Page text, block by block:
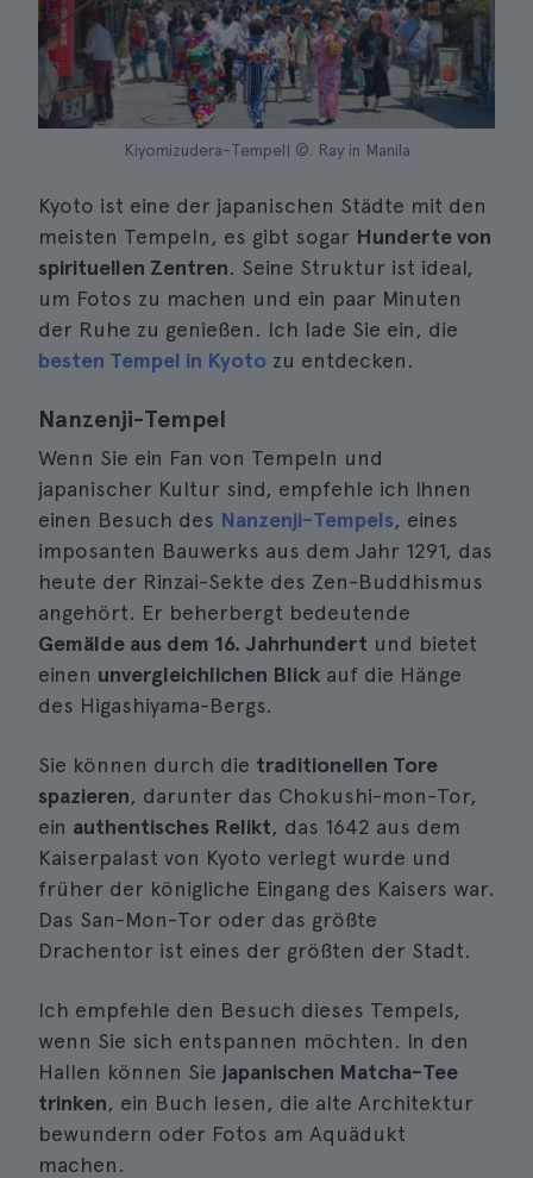
Kiyomizudera-Tempel| ©. Ray in Manila
Kyoto ist eine der japanischen Städte mit den
meisten Tempeln, es gibt sogar Hunderte von
spirituellen Zentren. Seine Struktur ist ideal,
um Fotos zu machen und ein paar Minuten
der Ruhe zu genießen. Ich lade Sie ein, die
besten Tempel in Kyoto zu entdecken.
Nanzenji-Tempel
Wenn Sie ein Fan von Tempeln und
japanischer Kultur sind, empfehle ich Ihnen
einen Besuch des Nanzenji-Tempels, eines
imposanten Bauwerks aus dem Jahr 1291, das
heute der Rinzai-Sekte des Zen-Buddhismus
angehört. Er beherbergt bedeutende
Gemälde aus dem 16. Jahrhundert und bietet
einen unvergleichlichen Blick auf die Hänge
des Higashiyama-Bergs.
Sie können durch die traditionellen Tore
spazieren, darunter das Chokushi-mon-Tor,
ein authentisches Relikt, das 1642 aus dem
Kaiserpalast von Kyoto verlegt wurde und
früher der königliche Eingang des Kaisers war.
Das San-Mon-Tor oder das größte
Drachentor ist eines der größten der Stadt.
Ich empfehle den Besuch dieses Tempels,
wenn Sie sich entspannen möchten. In den
Hallen können Sie japanischen Matcha-Tee
trinken, ein Buch lesen, die alte Architektur
bewundern oder Fotos am Aquädukt
machen.